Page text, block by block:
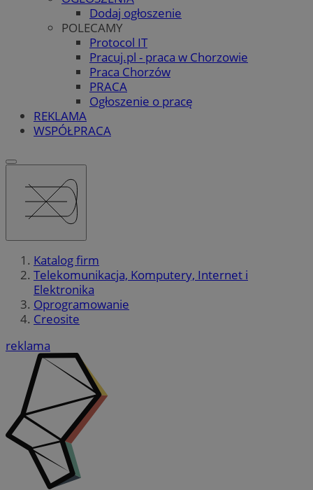
Dodaj ogłoszenie
POLECAMY
Protocol IT
Pracuj.pl - praca w Chorzowie
Praca Chorzów
PRACA
Ogłoszenie o pracę
REKLAMA
WSPÓŁPRACA
Katalog firm
Telekomunikacja, Komputery, Internet i
Elektronika
Oprogramowanie
Creosite
reklama